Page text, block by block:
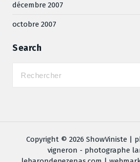
décembre 2007
octobre 2007
Search
Copyright © 2026 ShowViniste |
vigneron - photographe